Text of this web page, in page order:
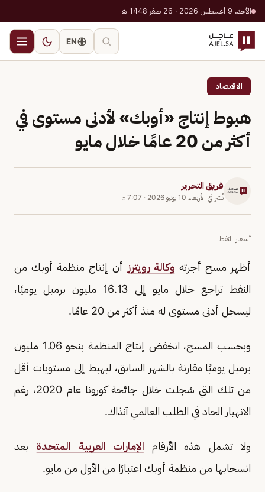
الأحد، 9 أغسطس 2026 · 26 صفر 1448 هـ
EN
الاقتصاد
هبوط إنتاج «أوبك» لأدنى مستوى في
أكثر من 20 عامًا خلال مايو
فريق التحرير
نُشر في الأربعاء 10 يونيو 2026 · 7:07 م
أسعار النفط
أظهر مسح أجرته وكالة رويترز أن إنتاج منظمة أوبك من
النفط تراجع خلال مايو إلى 16.13 مليون برميل يوميًا،
ليسجل أدنى مستوى له منذ أكثر من 20 عامًا.
وبحسب المسح، انخفض إنتاج المنظمة بنحو 1.06 مليون
برميل يوميًا مقارنة بالشهر السابق، ليهبط إلى مستويات أقل
من تلك التي سُجلت خلال جائحة كورونا عام 2020، رغم
الانهيار الحاد في الطلب العالمي آنذاك.
ولا تشمل هذه الأرقام الإمارات العربية المتحدة بعد
انسحابها من منظمة أوبك اعتبارًا من الأول من مايو.